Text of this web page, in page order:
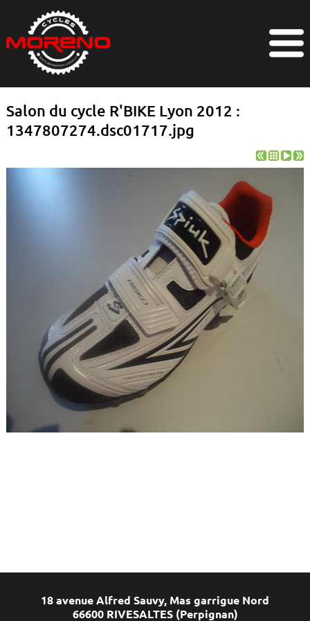
Salon du cycle R'BIKE Lyon 2012 :
1347807274.dsc01717.jpg
18 avenue Alfred Sauvy, Mas garrigue Nord
66600 RIVESALTES (Perpignan)